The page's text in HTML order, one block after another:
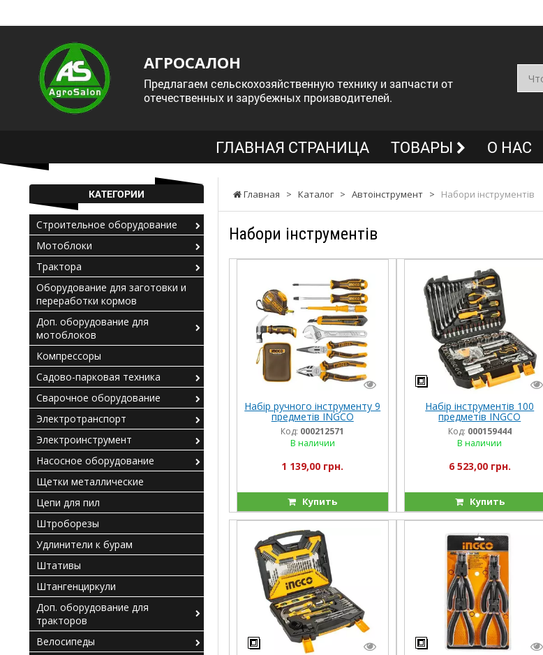
АГРОСАЛОН
Предлагаем сельскохозяйственную технику и запчасти от
отечественных и зарубежных производителей.
ГЛАВНАЯ СТРАНИЦА ТОВАРЫ О НАС
Главная > Каталог > Автоінструмент > Набори інструментів
Набори інструментів
Набір ручного інструменту 9
предметів INGCO
Код: 000212571
В наличии
1 139,00 грн.
Купить
Набір інструментів 100
предметів INGCO
Код: 000159444
В наличии
6 523,00 грн.
Купить
КАТЕГОРИИ
Строительное оборудование
Мотоблоки
Трактора
Оборудование для заготовки и
переработки кормов
Доп. оборудование для
мотоблоков
Компрессоры
Садово-парковая техника
Сварочное оборудование
Электротранспорт
Электроинструмент
Насосное оборудование
Щетки металлические
Цепи для пил
Штроборезы
Удлинители к бурам
Штативы
Штангенциркули
Доп. оборудование для
тракторов
Велосипеды